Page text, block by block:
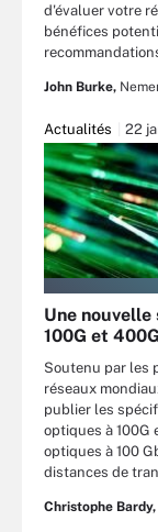
d'évaluer votre
bénéfices
John Burke,
Actualités 22
Une
100G et
Soutenu par les
réseaux
publier les
optiques à 100G
optiques à 100
distances de
Christophe Bardy,